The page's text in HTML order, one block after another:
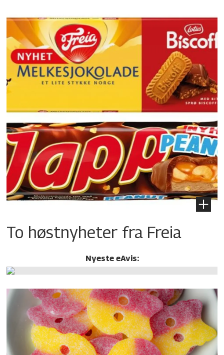
To høstnyheter fra Freia
Nyeste eAvis: